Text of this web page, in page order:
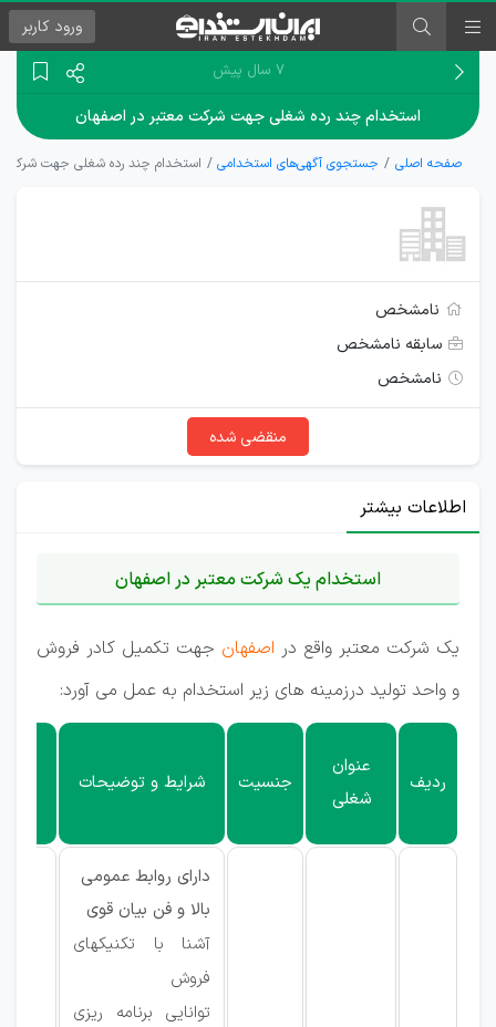
ورود کاربر
۷ سال پیش
استخدام چند رده شغلی جهت شرکت معتبر در اصفهان
صفحه اصلی جستجوی آگهی‌های استخدامی استخدام چند رده شغلی جهت شرکت
نامشخص
سابقه نامشخص
نامشخص
منقضی شده
اطلاعات بیشتر
استخدام یک شرکت معتبر در اصفهان
یک شرکت معتبر واقع در اصفهان جهت تکمیل کادر فروش
و واحد تولید درزمینه های زیر استخدام به عمل می آورد:
ردیف
عنوان
شغلی
جنسیت شرایط و توضیحات
دارای روابط عمومی
بالا و فن بیان قوی
آشنا با تکنیکهای
فروش
توانایی برنامه ریزی